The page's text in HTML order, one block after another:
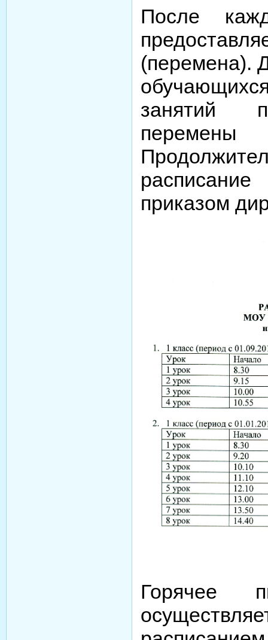
После
(перемена).
занятий
расписание
приказом
Горячее